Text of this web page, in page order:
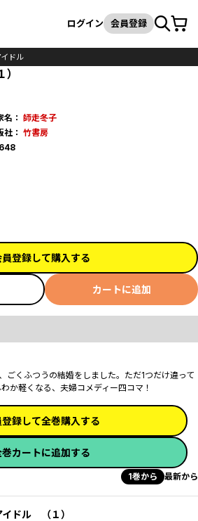
検索
ログイン 会員登録カート
ドル
名： 師走冬子
社： 竹書房
648
員登録して購入する
カートに追加
ごくふつうの結婚をしました。ただ1つだけ違って
か軽くなる、夫婦コメディー四コマ！
録して全巻購入する
巻カートに追加する
1巻から 最新から
ドル （１）